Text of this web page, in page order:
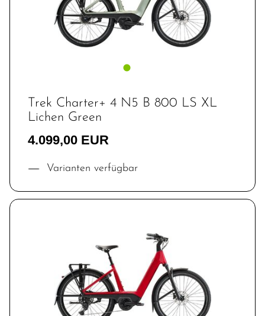
Trek Charter+ 4 N5 B 800 LS XL
Lichen Green
4.099,00 EUR
Varianten verfügbar